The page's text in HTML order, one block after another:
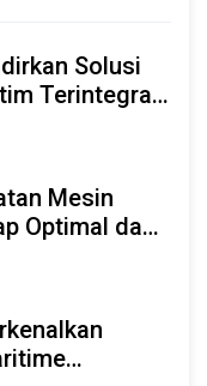
Solusi
Terintegrasi
di Indonesia
Mesin
Optimal dan